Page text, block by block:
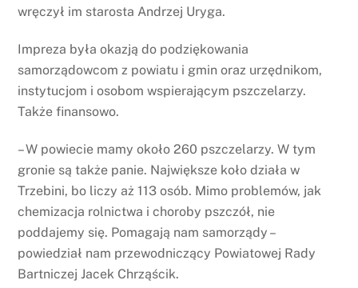
wręczył im starosta Andrzej Uryga.
Impreza była okazją do podziękowania
samorządowcom z powiatu i gmin oraz urzędnikom,
instytucjom i osobom wspierającym pszczelarzy.
Także finansowo.
– W powiecie mamy około 260 pszczelarzy. W tym
gronie są także panie. Największe koło działa w
Trzebini, bo liczy aż 113 osób. Mimo problemów, jak
chemizacja rolnictwa i choroby pszczół, nie
poddajemy się. Pomagają nam samorządy –
powiedział nam przewodniczący Powiatowej Rady
Bartniczej Jacek Chrząścik.